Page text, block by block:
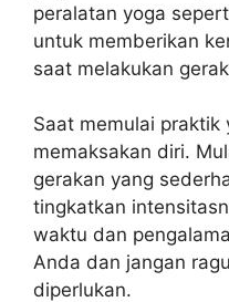
peralatan yoga
untuk memberikan
saat melakukan
Saat memulai praktik
memaksakan diri.
gerakan yang
tingkatkan
waktu dan
Anda dan jangan
diperlukan.